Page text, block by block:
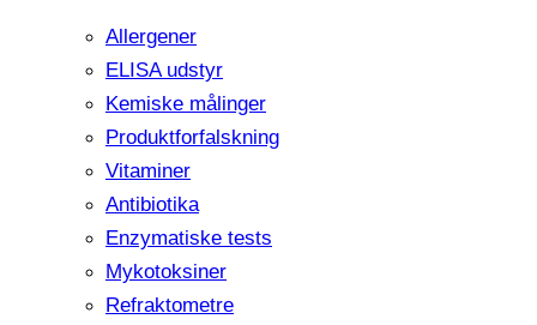
Allergener
ELISA udstyr
Kemiske målinger
Produktforfalskning
Vitaminer
Antibiotika
Enzymatiske tests
Mykotoksiner
Refraktometre